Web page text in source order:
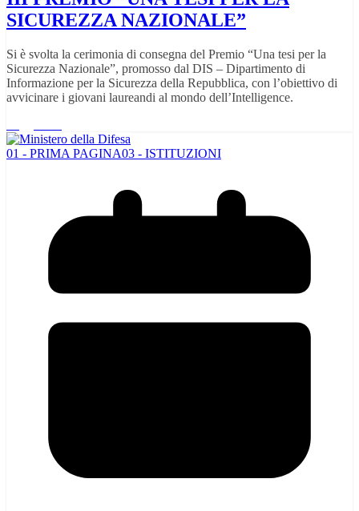
SICUREZZA NAZIONALE”
Si è svolta la cerimonia di consegna del Premio “Una tesi per la
Sicurezza Nazionale”, promosso dal DIS – Dipartimento di
Informazione per la Sicurezza della Repubblica, con l’obiettivo di
avvicinare i giovani laureandi al mondo dell’Intelligence.
01 - PRIMA PAGINA03 - ISTITUZIONI